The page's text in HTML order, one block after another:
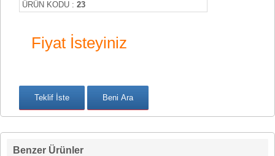
ÜRÜN KODU : 23
Fiyat İsteyiniz
Benzer Ürünler